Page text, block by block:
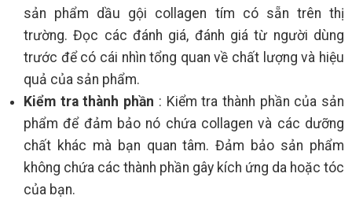
sản phẩm dầu gội collagen tím có sẵn trên thị
trường. Đọc các đánh giá, đánh giá từ người dùng
trước để có cái nhìn tổng quan về chất lượng và hiệu
quả của sản phẩm.
Kiểm tra thành phần : Kiểm tra thành phần của sản
phẩm để đảm bảo nó chứa collagen và các dưỡng
chất khác mà bạn quan tâm. Đảm bảo sản phẩm
không chứa các thành phần gây kích ứng da hoặc tóc
của bạn.